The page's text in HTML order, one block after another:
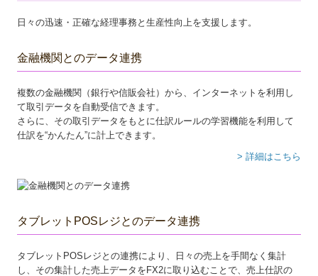
日々の迅速・正確な経理事務と生産性向上を支援します。
金融機関とのデータ連携
複数の金融機関（銀行や信販会社）から、インターネットを利用し
て取引データを自動受信できます。
さらに、その取引データをもとに仕訳ルールの学習機能を利用して
仕訳を“かんたん”に計上できます。
> 詳細はこちら
タブレットPOSレジとのデータ連携
タブレットPOSレジとの連携により、日々の売上を手間なく集計
し、その集計した売上データをFX2に取り込むことで、売上仕訳の